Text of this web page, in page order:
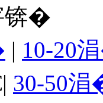
锛�
| 10-20
30-50